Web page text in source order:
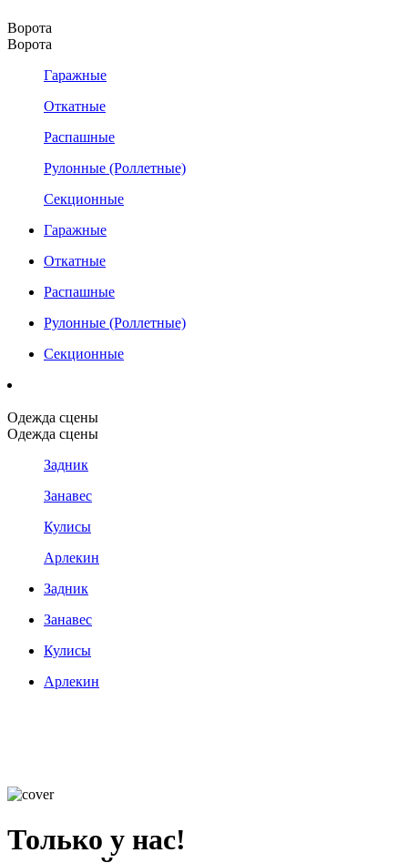
Ворота
Ворота
Гаражные
Откатные
Распашные
Рулонные (Роллетные)
Секционные
Гаражные
Откатные
Распашные
Рулонные (Роллетные)
Секционные
Одежда сцены
Одежда сцены
Задник
Занавес
Кулисы
Арлекин
Задник
Занавес
Кулисы
Арлекин
Только у нас!